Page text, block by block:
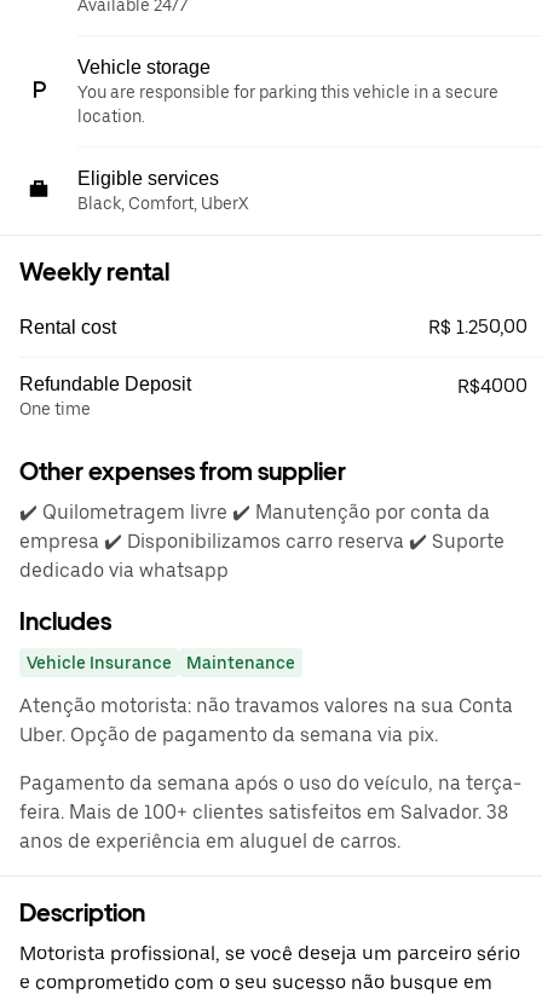
Available 24/7
Vehicle storage
You are responsible for parking this vehicle in a secure
location.
Eligible services
Black, Comfort, UberX
Weekly rental
Rental cost R$ 1.250,00
Refundable Deposit
One time
R$4000
Other expenses from supplier
✔️ Quilometragem livre ✔️ Manutenção por conta da
empresa ✔️ Disponibilizamos carro reserva ✔️ Suporte
dedicado via whatsapp
Includes
Vehicle Insurance Maintenance
Atenção motorista: não travamos valores na sua Conta
Uber. Opção de pagamento da semana via pix.
Pagamento da semana após o uso do veículo, na terça-
feira. Mais de 100+ clientes satisfeitos em Salvador. 38
anos de experiência em aluguel de carros.
Description
Motorista profissional, se você deseja um parceiro sério
e comprometido com o seu sucesso não busque em